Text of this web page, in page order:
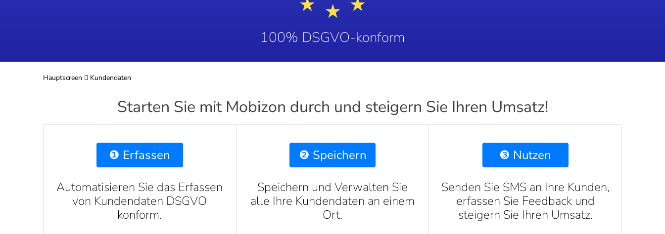
Hauptscreen Kundendaten
100% DSGVO-konform
Starten Sie mit Mobizon durch und steigern Sie Ihren Umsatz!
❶ Erfassen
Automatisieren Sie das Erfassen
von Kundendaten DSGVO
konform.
❷ Speichern
Speichern und Verwalten Sie
alle Ihre Kundendaten an einem
Ort.
❸ Nutzen
Senden Sie SMS an Ihre Kunden,
erfassen Sie Feedback und
steigern Sie Ihren Umsatz.